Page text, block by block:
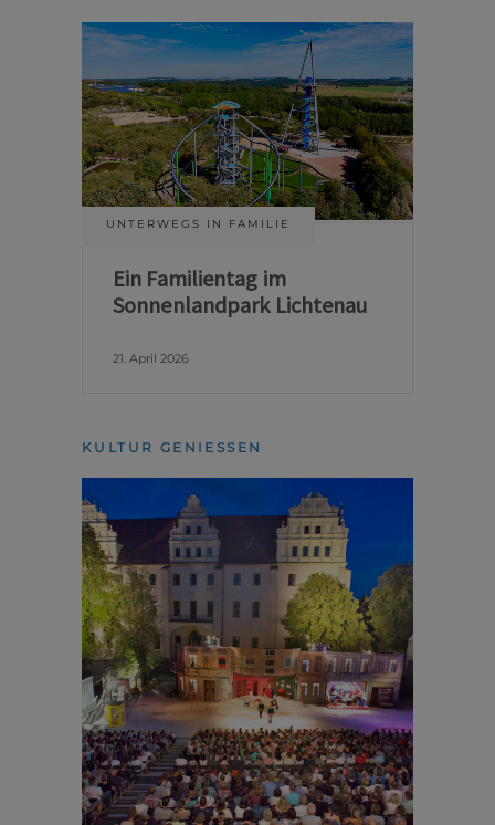
UNTERWEGS IN FAMILIE
Ein Familientag im
Sonnenlandpark Lichtenau
21. April 2026
KULTUR GENIESSEN